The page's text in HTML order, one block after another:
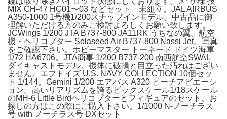
MIX CH-47 HC01〜03 などセット 未組立。JAL AIRBUS
A350-1000 1号機1/200スナップインモデル。中古品に御
理解いただける方のみご検討よろしくお願い致します。
JCWings 1/200 JTA B737-800 JA11RK うちなの翼。航空
機・ヘリコプター Solaseed Air B737-800 Nassi Jet。写真
をご確認下さい。ホビーマスター トーネード ドイツ海軍
1/72 HA6706。JTA商事 1/200 B737-200 南西航空SWAL
ダイキャストモデル。機体に破損と目立った汚れはござい
ません。エフトイズ U.S. NAVY COLLECTION 10個セッ
ト 1/144。Gemini 1/200 エアバス A320 ピーチアビエーシ
ョン。高いリアリズムを誇るビックスケール1/18スケール
のMH-6 Little Birdヘリコプターとフィギュアのセット、お
探しの方はこの際にご購入下さい。1/1000 N-ノーチラス
号 with ノーチラス号 DXセット